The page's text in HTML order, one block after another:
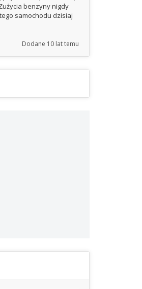
benzyny nigdy
samochodu dzisiaj
Dodane 10 lat temu